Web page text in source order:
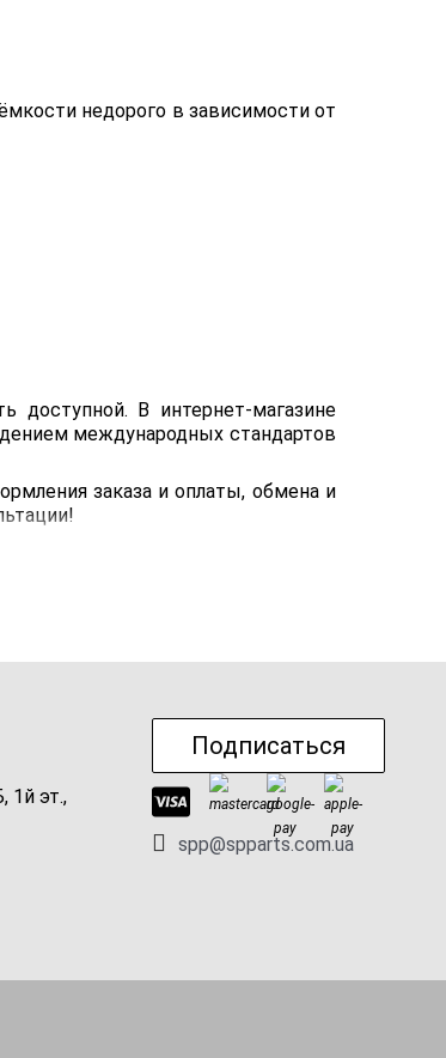
недорого в зависимости от
доступной. В интернет-магазине
международных стандартов
заказа и оплаты, обмена и
1й эт.,
Подписаться
spp@spparts.com.ua